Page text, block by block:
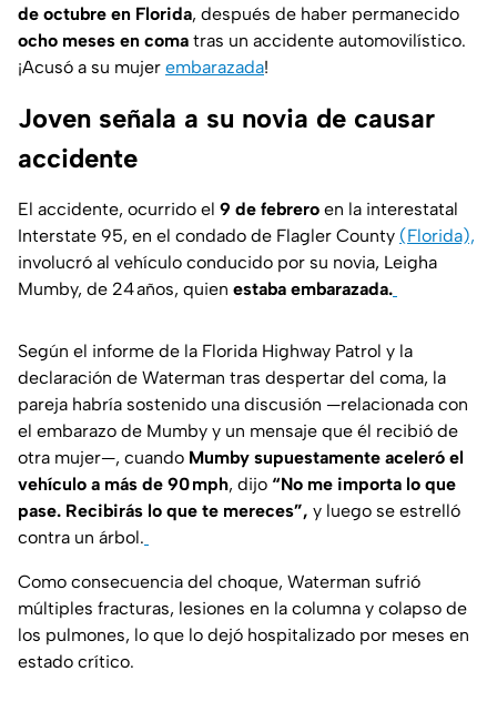
de octubre en Florida, después de haber permanecido
ocho meses en coma tras un accidente automovilístico.
¡Acusó a su mujer embarazada!
Joven señala a su novia de causar
accidente
El accidente, ocurrido el 9 de febrero en la interestatal
Interstate 95, en el condado de Flagler County (Florida),
involucró al vehículo conducido por su novia, Leigha
Mumby, de 24 años, quien estaba embarazada.
Según el informe de la Florida Highway Patrol y la
declaración de Waterman tras despertar del coma, la
pareja habría sostenido una discusión —relacionada con
el embarazo de Mumby y un mensaje que él recibió de
otra mujer—, cuando Mumby supuestamente aceleró el
vehículo a más de 90 mph, dijo “No me importa lo que
pase. Recibirás lo que te mereces”, y luego se estrelló
contra un árbol.
Como consecuencia del choque, Waterman sufrió
múltiples fracturas, lesiones en la columna y colapso de
los pulmones, lo que lo dejó hospitalizado por meses en
estado crítico.